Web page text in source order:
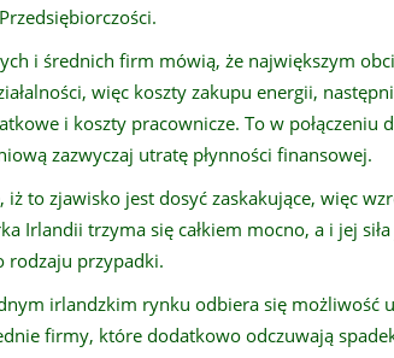
i średnich firm mówią, że największym
więc koszty zakupu energii,
i koszty pracownicze. To w połączeniu
zazwyczaj utratę płynności finansowej.
iż to zjawisko jest dosyć zaskakujące, więc
Irlandii trzyma się całkiem mocno, a i jej
rodzaju przypadki.
irlandzkim rynku odbiera się możliwość
firmy, które dodatkowo odczuwają